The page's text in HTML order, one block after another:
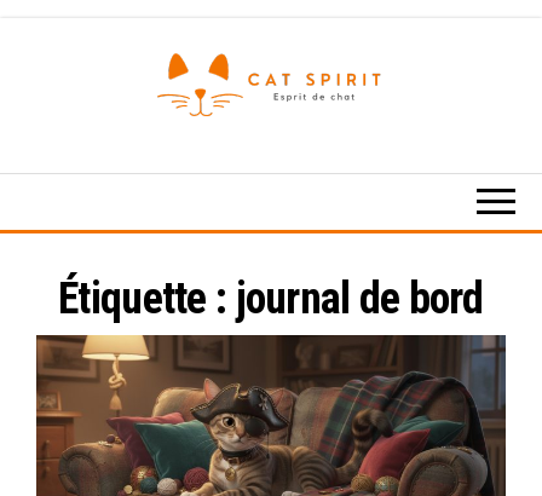
chat
Étiquette : journal de bord